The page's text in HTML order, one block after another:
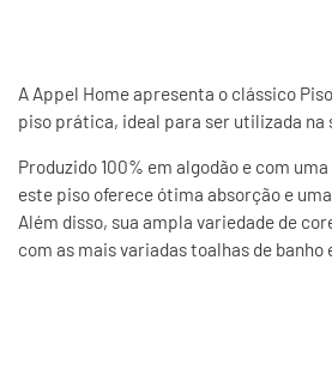
A Appel Home apresenta o clássico
piso prática, ideal para ser utilizada na
Produzido 100% em algodão e com
este piso oferece ótima absorção e
Além disso, sua ampla variedade de
com as mais variadas toalhas de banho